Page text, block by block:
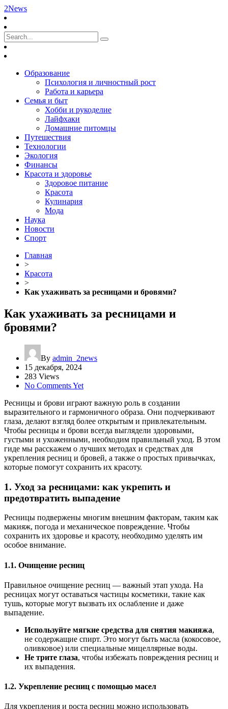
2News
Образование
Психология и личностный рост
Работа и карьера
Семья и быт
Хобби и рукоделие
Лайфхаки
Домашние питомцы
Путешествия
Технологии
Экология
Финансы
Красота и здоровье
Здоровое питание
Красота
Кулинария
Мода
Наука
Новости
Спорт
Главная
>
Красота
>
Как ухаживать за ресницами и бровями?
Как ухаживать за ресницами и
бровями?
By admin_2news
15 декабря, 2024
283 Views
No Comments Yet
Ресницы и брови играют важную роль в создании
выразительного и гармоничного образа. Они подчеркивают
глаза, делают взгляд более открытым и привлекательным.
Чтобы ресницы и брови всегда выглядели здоровыми,
густыми и ухоженными, необходим правильный уход. В этом
гиде мы расскажем о лучших методах и средствах для
укрепления ресниц и бровей, а также о простых привычках,
которые помогут сохранить их красоту.
1. Уход за ресницами: как укрепить и
предотвратить выпадение
Ресницы подвержены многим внешним факторам, таким как
макияж, погода и механическое повреждение. Чтобы
сохранить их здоровье и красоту, необходимо уделять им
особое внимание.
1.1. Очищение ресниц
Правильное очищение ресниц — важный этап ухода. На
ресницах могут оставаться частицы косметики, такие как
тушь, которые могут вызвать их ослабление и даже
выпадение.
Используйте мягкие средства для снятия макияжа,
не содержащие спирт. Это могут быть масла (кокосовое,
оливковое) или специальные мицеллярные воды.
Не трите глаза, чтобы избежать повреждения ресниц и
их выпадения.
1.2. Укрепление ресниц с помощью масел
Для укрепления и роста ресниц можно использовать